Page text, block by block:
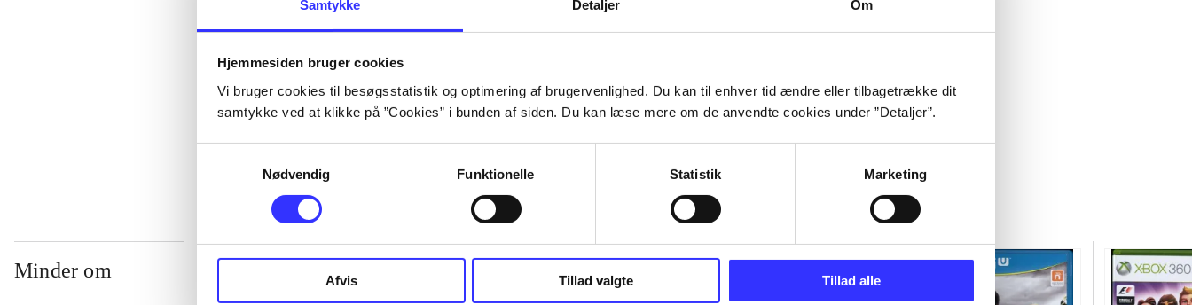
Samtykke Detaljer Om
Hjemmesiden bruger cookies
Vi bruger cookies til besøgsstatistik og optimering af brugervenlighed. Du kan til enhver tid ændre eller tilbagetrække dit
samtykke ved at klikke på ”Cookies” i bunden af siden. Du kan læse mere om de anvendte cookies under ”Detaljer”.
Nødvendig
Funktionelle Statistik Marketing
Afvis Tillad valgte Tillad alle
Minder om